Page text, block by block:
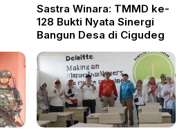
Sastra Winara: TMMD ke-
128 Bukti Nyata Sinergi
Bangun Desa di Cigudeg